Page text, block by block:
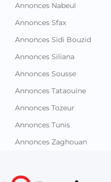
Annonces Nabeul
Annonces Sfax
Annonces Sidi Bouzid
Annonces Siliana
Annonces Sousse
Annonces Tataouine
Annonces Tozeur
Annonces Tunis
Annonces Zaghouan